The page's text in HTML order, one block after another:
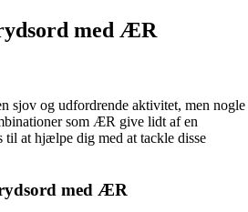
med ÆR
sjov og udfordrende aktivitet, men nogle
som ÆR give lidt af en
til at hjælpe dig med at tackle disse
med ÆR